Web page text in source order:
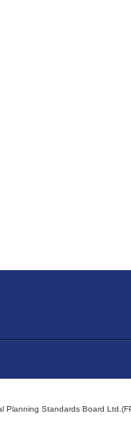
Planning Standards Board